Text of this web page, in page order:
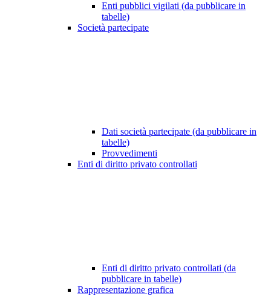
Enti pubblici vigilati (da pubblicare in
tabelle)
Società partecipate
Dati società partecipate (da pubblicare in
tabelle)
Provvedimenti
Enti di diritto privato controllati
Enti di diritto privato controllati (da
pubblicare in tabelle)
Rappresentazione grafica